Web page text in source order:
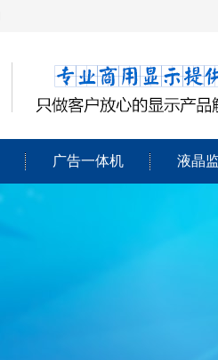
广告一体机 液晶